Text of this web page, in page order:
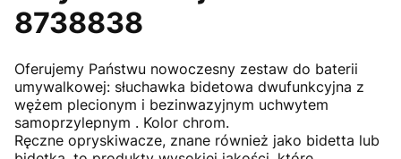
8738838
Oferujemy Państwu nowoczesny zestaw do baterii
umywalkowej: słuchawka bidetowa dwufunkcyjna z
wężem plecionym i bezinwazyjnym uchwytem
samoprzylepnym . Kolor chrom.
Ręczne opryskiwacze, znane również jako bidetta lub